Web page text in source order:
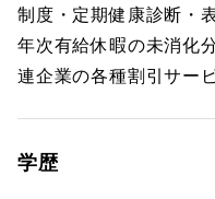
制度・定期健康診断・
年次有給休暇の未消化
連企業の各種割引サー
学歴